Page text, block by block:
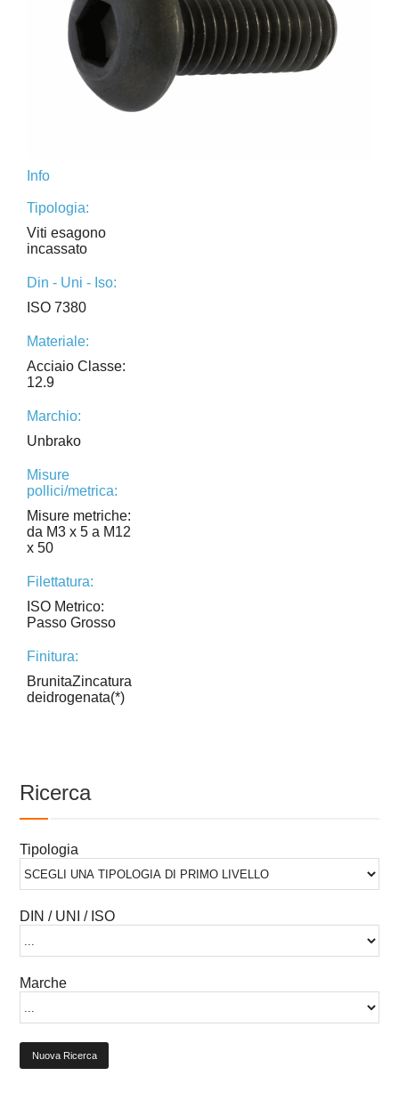
Info
Tipologia:
Viti esagono
incassato
Din - Uni - Iso:
ISO 7380
Materiale:
Acciaio Classe:
12.9
Marchio:
Unbrako
Misure
pollici/metrica:
Misure metriche:
da M3 x 5 a M12
x 50
Filettatura:
ISO Metrico:
Passo Grosso
Finitura:
BrunitaZincatura
deidrogenata(*)
Ricerca
Tipologia
DIN / UNI / ISO
Marche
Nuova Ricerca